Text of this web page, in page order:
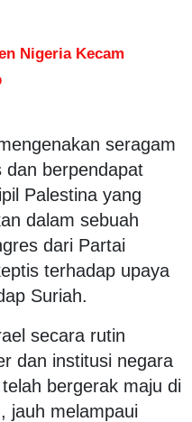
Nigeria Kecam
seragam
berpendapat
Palestina yang
dalam sebuah
dari Partai
terhadap upaya
Suriah.
secara rutin
dan institusi negara
bergerak maju di
jauh melampaui